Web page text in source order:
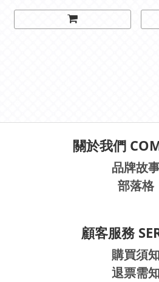
關於我們
品牌故
部落格
顧客服務
購買須知
退票需知